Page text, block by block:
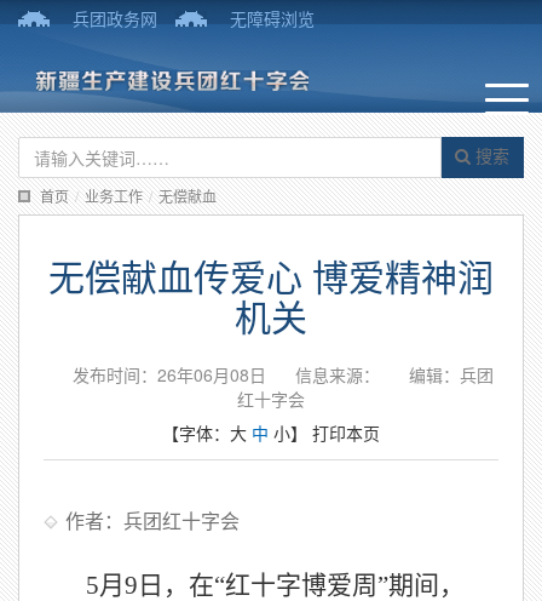
兵团政务网 无障碍浏览
搜索
首页 / 业务工作 / 无偿献血
无偿献血传爱心 博爱精神润
机关
发布时间：26年06月08日 信息来源：
编辑：兵团
红十字会
【字体： 大 中 小】 打印本页
作者：兵团红十字会
5月9日，在“红十字博爱周”期间，